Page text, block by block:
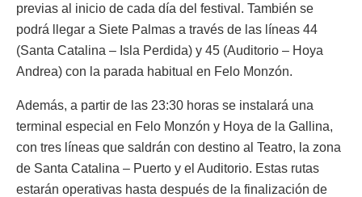
previas al inicio de cada día del festival. También se
podrá llegar a Siete Palmas a través de las líneas 44
(Santa Catalina – Isla Perdida) y 45 (Auditorio – Hoya
Andrea) con la parada habitual en Felo Monzón.
Además, a partir de las 23:30 horas se instalará una
terminal especial en Felo Monzón y Hoya de la Gallina,
con tres líneas que saldrán con destino al Teatro, la zona
de Santa Catalina – Puerto y el Auditorio. Estas rutas
estarán operativas hasta después de la finalización de